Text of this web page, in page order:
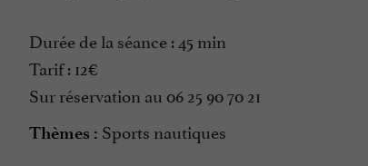
Durée de la séance : 45 min
Tarif : 12€
Sur réservation au 06 25 90 70 21
Thèmes : Sports nautiques